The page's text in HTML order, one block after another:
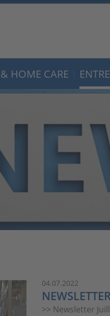
HOME CARE
04.07.2022
>> Newsletter